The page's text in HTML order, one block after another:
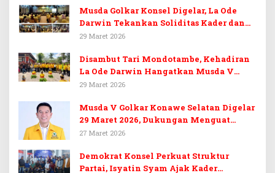
Musda Golkar Konsel Digelar, La Ode
Darwin Tekankan Soliditas Kader dan
Target 14 Kursi DPRD Konawe Selatan
29 Maret 2026
Disambut Tari Mondotambe, Kehadiran
La Ode Darwin Hangatkan Musda V
Golkar Konsel
29 Maret 2026
Musda V Golkar Konawe Selatan Digelar
29 Maret 2026, Dukungan Menguat
untuk Irham Kalenggo
27 Maret 2026
Demokrat Konsel Perkuat Struktur
Partai, Isyatin Syam Ajak Kader